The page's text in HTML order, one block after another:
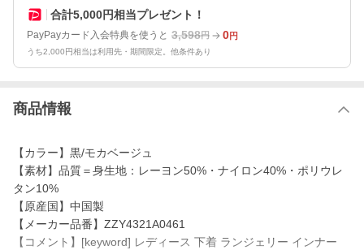
合計5,000円相当プレゼント！
PayPayカード入会特典を使うと 3,598円 0円
うち2,000円相当は利用先・期間限定。他条件あり
商品情報
【カラー】黒/モカベージュ
【素材】品質＝身生地：レーヨン50%・ナイロン40%・ポリウレ
タン10%
【原産国】中国製
【メーカー品番】ZZY4321A0461
【コメント】[keyword] レディース 下着 ランジェリー インナー